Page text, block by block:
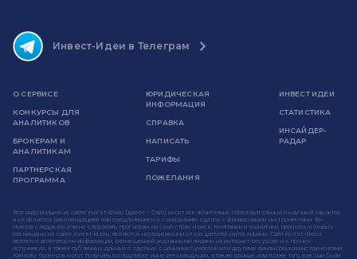
Инвест-Идеи в Телеграм
О СЕРВИСЕ
КОНКУРСЫ ДЛЯ
АНАЛИТИКОВ
БРОКЕРАМ И
АНАЛИТИКАМ
ПАРТНЕРСКАЯ
ПРОГРАММА
ЮРИДИЧЕСКАЯ
ИНФОРМАЦИЯ
СПРАВКА
НАПИСАТЬ
ТАРИФЫ
ПОЖЕЛАНИЯ
ИНВЕСТ ИДЕИ
СТАТИСТИКА
ИНСАЙДЕР-
РАДАР
Вся информация на сайте invest-idei.ru (далее - Сайт) носит исключительно образовательный и научный характер
и не является рекомендацией или предложением к совершению сделок с финансовыми инструментами. Вы
можете следовать или не следовать прогнозам на свой страх и риск. Компании и аналитики, прогнозы которых
размещены на сайте invest-idei.ru, являются независимыми от создателей сайта лицами. Сайт invest-idei.ru
является агрегатором информации, размещенной указанными лицами на интернет-ресурсах и в прочих
источниках, а также публичных данных о сделках с ценными бумагами или другими финансовыми инструментами.
Клиенты брокеров могут получать по подписке иные рекомендации, а также раньше или позже того, как они были